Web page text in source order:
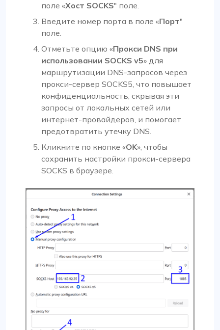
поле «Хост SOCKS" поле.
Введите номер порта в поле «Порт"
поле.
Отметьте опцию «Прокси DNS при
использовании SOCKS v5» для
маршрутизации DNS-запросов через
прокси-сервер SOCKS5, что повышает
конфиденциальность, скрывая эти
запросы от локальных сетей или
интернет-провайдеров, и помогает
предотвратить утечку DNS.
Кликните по кнопке «OK», чтобы
сохранить настройки прокси-сервера
SOCKS в браузере.